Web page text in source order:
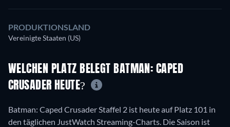
PRODUKTIONSLAND
Vereinigte Staaten (US)
WELCHEN PLATZ BELEGT BATMAN: CAPED
CRUSADER HEUTE?
Batman: Caped Crusader Staffel 2 ist heute auf Platz 101 in
den täglichen JustWatch Streaming-Charts. Die Saison ist